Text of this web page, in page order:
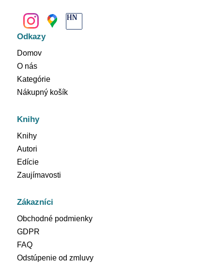
Odkazy
Domov
O nás
Kategórie
Nákupný košík
Knihy
Knihy
Autori
Edície
Zaujímavosti
Zákazníci
Obchodné podmienky
GDPR
FAQ
Odstúpenie od zmluvy